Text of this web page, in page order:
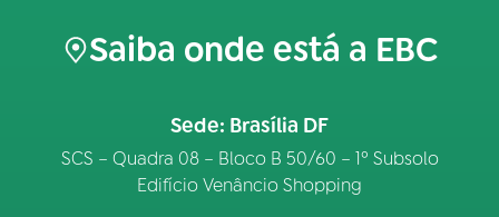
Saiba onde está a EBC
Sede: Brasília DF
SCS – Quadra 08 – Bloco B 50/60 – 1º Subsolo
Edifício Venâncio Shopping